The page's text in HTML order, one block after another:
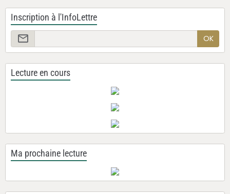
Inscription à l'InfoLettre
OK
Lecture en cours
Ma prochaine lecture